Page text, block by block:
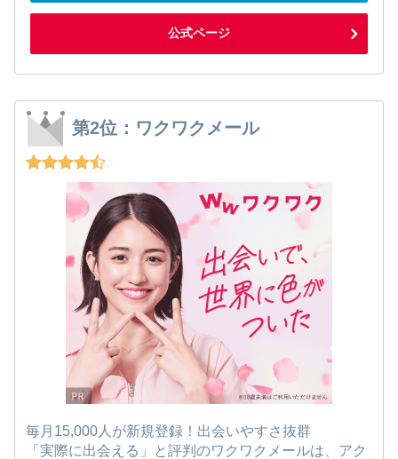
公式ページ
第2位：ワクワクメール
毎月15,000人が新規登録！出会いやすさ抜群
「実際に出会える」と評判のワクワクメールは、アク